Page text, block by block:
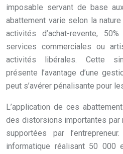
imposable servant de base
abattement varie selon la
activités d’achat-revente,
services commerciales ou
activités libérales. Cette
présente l’avantage d’une
peut s’avérer pénalisante pour
L’application de ces
des distorsions importantes par
supportées par
informatique réalisant 50 000